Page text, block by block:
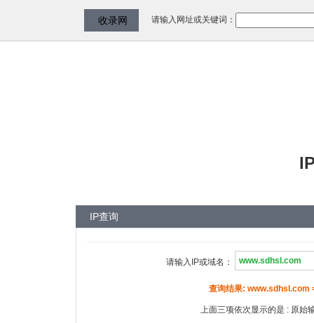
收录网 请输入网址或关键词：
IP查询
请输入IP或域名：
查询结果: www.sdhsl.com
上面三项依次显示的是 : 原始